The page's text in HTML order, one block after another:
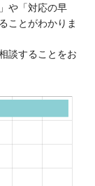
や「対応の早
ことがわかりま
談することをお